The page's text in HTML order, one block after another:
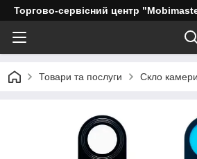
Торгово-сервісний центр
Товари та послуги Скло камери